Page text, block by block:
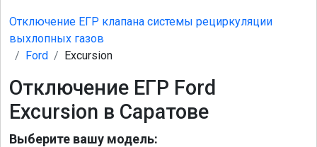
Отключение ЕГР клапана системы рециркуляции
выхлопных газов
Ford
Excursion
Отключение ЕГР Ford
Excursion в Саратове
Выберите вашу модель: